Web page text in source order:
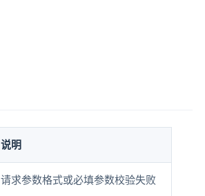
说明
请求参数格式或必填参数校验失败